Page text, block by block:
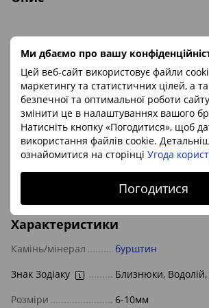
Ми дбаємо про вашу
Цей веб-сайт використовує файли
маркетингу та статистичних цілей, а
безпечної та оптимальної роботи
змінити це в налаштуваннях вашого
Натисніть кнопку «Погодитися», щоб
використання файлів cookie.
ознайомитися на сторінці Угода
Погодитися
Полірована галька з натурального
Без отвору
Мінерал: бурштин
Розмір: 6-10мм
Мінімальне замовлення:5г
Походження каменю:Балтика
Ціна вказана за 1уп
Характеристики
Камінь/мінерал
бурштин
Знак Зодіаку
Близнюки,
Розміри
6-10мм